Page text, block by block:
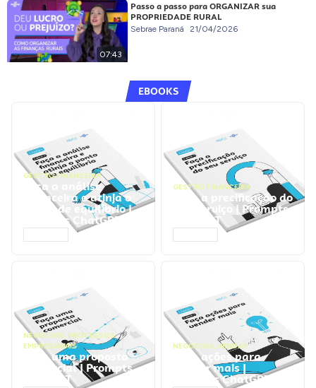
07:43
Passo a passo para ORGANIZAR sua
PROPRIEDADE RURAL
Sebrae Paraná 21/04/2026
EBOOKS
GESTÃO FINANCEIRA
Faça a análise
financeira e atinja o
ponto de equilíbrio |
Prompts ChatGPT
GESTÃO FINANCEIRA
Faça a precificação do
seu serviço | Prompts
ChatGPT
NEGÓCIOS, PROCESSOS
EMPRESARIAIS
Faça uma proposta
comercial | Prompts
ChatGPT
NEGÓCIOS, VENDAS
Faça ações para
vender mais |
Prompts ChatGPT